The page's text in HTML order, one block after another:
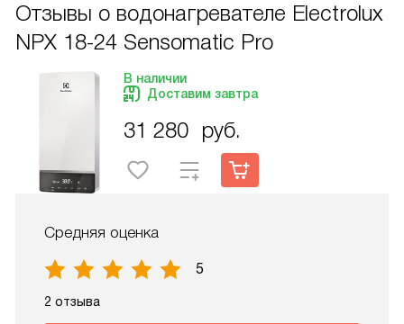
Отзывы о водонагревателе Electrolux
NPX 18-24 Sensomatic Pro
В наличии
Доставим завтра
31 280 руб.
Средняя оценка
5
2 отзыва